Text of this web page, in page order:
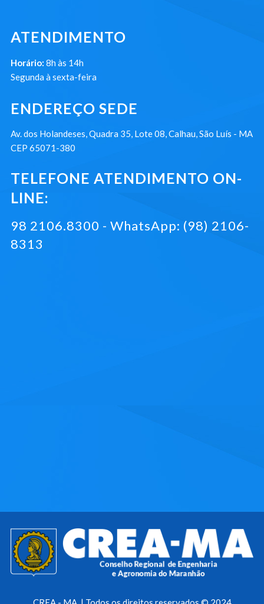
ATENDIMENTO
Horário: 8h às 14h
Segunda à sexta-feira
ENDEREÇO SEDE
Av. dos Holandeses, Quadra 35, Lote 08, Calhau, São Luís - MA
CEP 65071-380
TELEFONE ATENDIMENTO ON-
LINE:
98 2106.8300 - WhatsApp: (98) 2106-
8313